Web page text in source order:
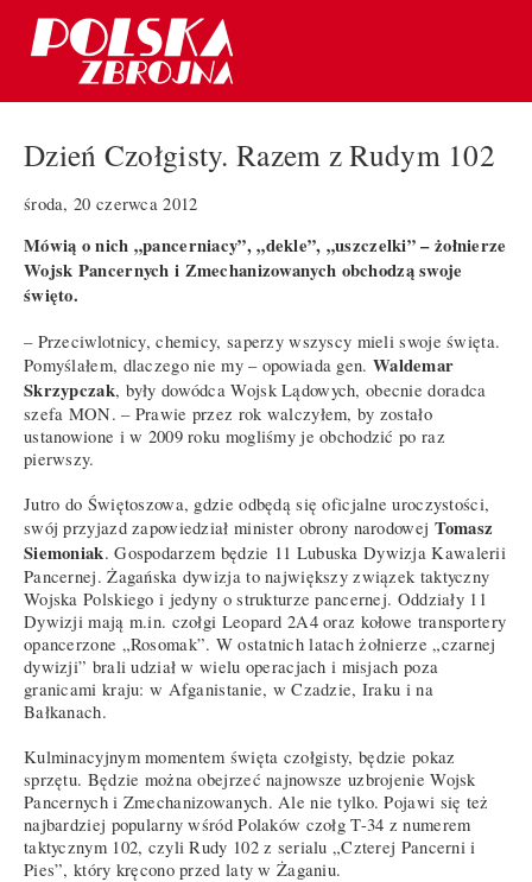
Dzień Czołgisty. Razem z Rudym 102
środa, 20 czerwca 2012
Mówią o nich „pancerniacy”, „dekle”, „uszczelki” – żołnierze
Wojsk Pancernych i Zmechanizowanych obchodzą swoje
święto.
– Przeciwlotnicy, chemicy, saperzy wszyscy mieli swoje święta.
Pomyślałem, dlaczego nie my – opowiada gen. Waldemar
Skrzypczak, były dowódca Wojsk Lądowych, obecnie doradca
szefa MON. – Prawie przez rok walczyłem, by zostało
ustanowione i w 2009 roku mogliśmy je obchodzić po raz
pierwszy.
Jutro do Świętoszowa, gdzie odbędą się oficjalne uroczystości,
swój przyjazd zapowiedział minister obrony narodowej Tomasz
Siemoniak. Gospodarzem będzie 11 Lubuska Dywizja Kawalerii
Pancernej. Żagańska dywizja to największy związek taktyczny
Wojska Polskiego i jedyny o strukturze pancernej. Oddziały 11
Dywizji mają m.in. czołgi Leopard 2A4 oraz kołowe transportery
opancerzone „Rosomak”. W ostatnich latach żołnierze „czarnej
dywizji” brali udział w wielu operacjach i misjach poza
granicami kraju: w Afganistanie, w Czadzie, Iraku i na
Bałkanach.
Kulminacyjnym momentem święta czołgisty, będzie pokaz
sprzętu. Będzie można obejrzeć najnowsze uzbrojenie Wojsk
Pancernych i Zmechanizowanych. Ale nie tylko. Pojawi się też
najbardziej popularny wśród Polaków czołg T-34 z numerem
taktycznym 102, czyli Rudy 102 z serialu „Czterej Pancerni i
Pies”, który kręcono przed laty w Żaganiu.